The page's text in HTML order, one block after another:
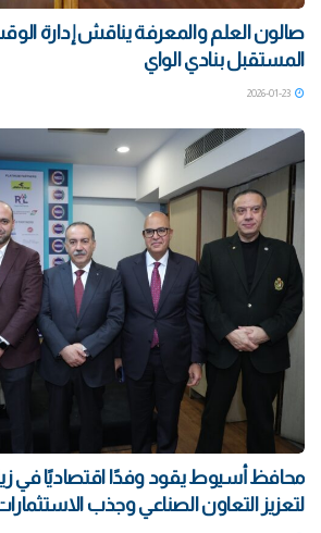
صالون العلم والمعرفة يناقش إدارة
المستقبل بنادي الواي
محافظ أسيوط يقود وفدًا اقتصاديًا في
لتعزيز التعاون الصناعي وجذب